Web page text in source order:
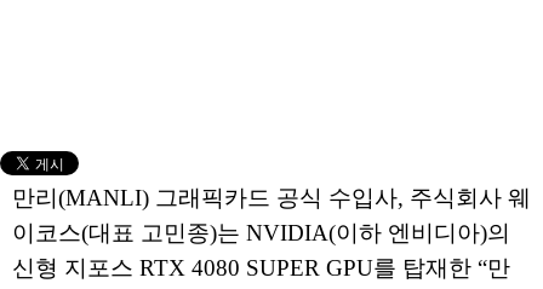
만리(MANLI) 그래픽카드 공식 수입사, 주식회사 웨
이코스(대표 고민종)는 NVIDIA(이하 엔비디아)의
신형 지포스 RTX 4080 SUPER GPU를 탑재한 “만